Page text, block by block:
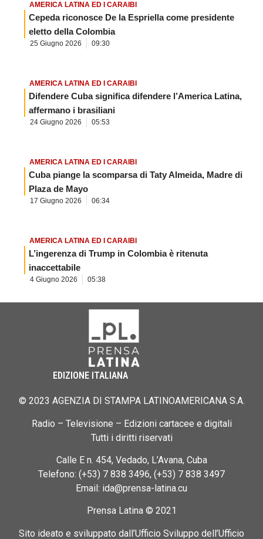
AMERICA LATINA ED I CARAIBI
Cepeda riconosce De la Espriella come presidente
eletto della Colombia
25 Giugno 2026 09:30
AMERICA LATINA ED I CARAIBI
Difendere Cuba significa difendere l’America Latina,
affermano i brasiliani
24 Giugno 2026 05:53
AMERICA LATINA ED I CARAIBI
Cuba piange la scomparsa di Taty Almeida, Madre di
Plaza de Mayo
17 Giugno 2026 06:34
AMERICA LATINA ED I CARAIBI
L’ingerenza di Trump in Colombia è ritenuta
inaccettabile
4 Giugno 2026 05:38
EDIZIONE ITALIANA
© 2023 AGENZIA DI STAMPA LATINOAMERICANA S.A.
Radio – Televisione – Edizioni cartacee e digitali
Tutti i diritti riservati
Calle E n. 454, Vedado, L’Avana, Cuba
Telefono: (+53) 7 838 3496, (+53) 7 838 3497
Email: ida@prensa-latina.cu
Prensa Latina © 2021
Sito ideato e sviluppato dall’Ufficio Sviluppo dell’Ufficio